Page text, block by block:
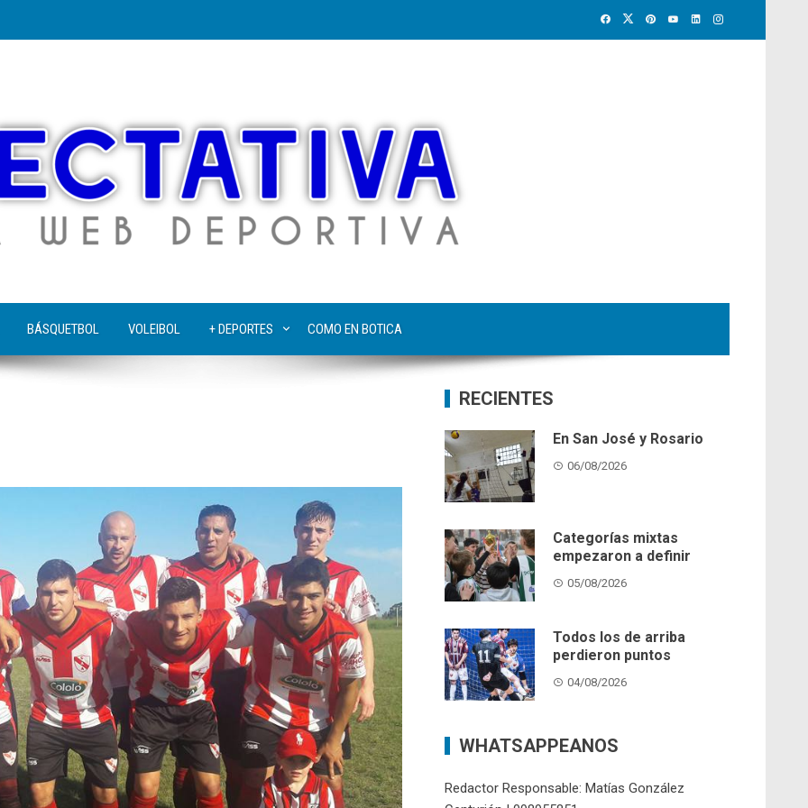
BÁSQUETBOL VOLEIBOL + DEPORTES COMO EN BOTICA
RECIENTES
En San José y Rosario
06/08/2026
Categorías mixtas
empezaron a definir
05/08/2026
Todos los de arriba
perdieron puntos
04/08/2026
WHATSAPPEANOS
Redactor Responsable: Matías González